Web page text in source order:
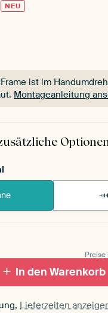
NEU
ist im
Montageanleitung
ist im
Montageanleitung
Preise
In den Warenkorb
Lieferzeiten